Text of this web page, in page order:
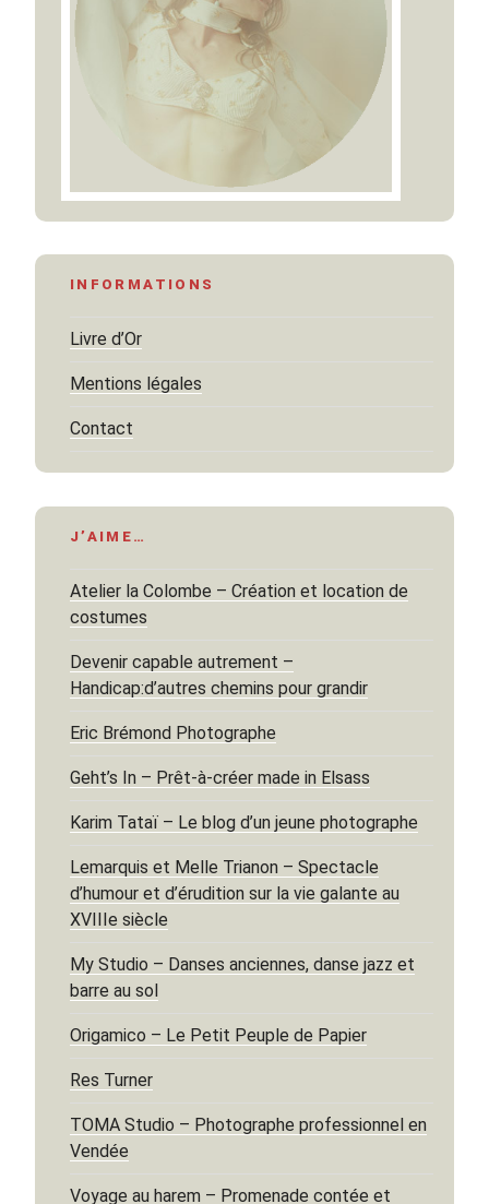
INFORMATIONS
Livre d’Or
Mentions légales
Contact
J’AIME…
Atelier la Colombe – Création et location de
costumes
Devenir capable autrement –
Handicap:d’autres chemins pour grandir
Eric Brémond Photographe
Geht’s In – Prêt-à-créer made in Elsass
Karim Tataï – Le blog d’un jeune photographe
Lemarquis et Melle Trianon – Spectacle
d’humour et d’érudition sur la vie galante au
XVIIIe siècle
My Studio – Danses anciennes, danse jazz et
barre au sol
Origamico – Le Petit Peuple de Papier
Res Turner
TOMA Studio – Photographe professionnel en
Vendée
Voyage au harem – Promenade contée et